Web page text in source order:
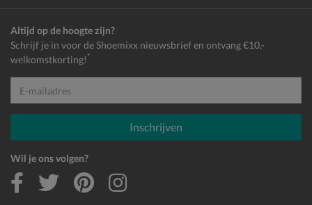
Altijd op de hoogte zijn?
Schrijf je in voor de Shoemixx nieuwsbrief en ontvang €10,-
welkomstkorting! *
E-mailadres
Inschrijven
Wil je ons volgen?